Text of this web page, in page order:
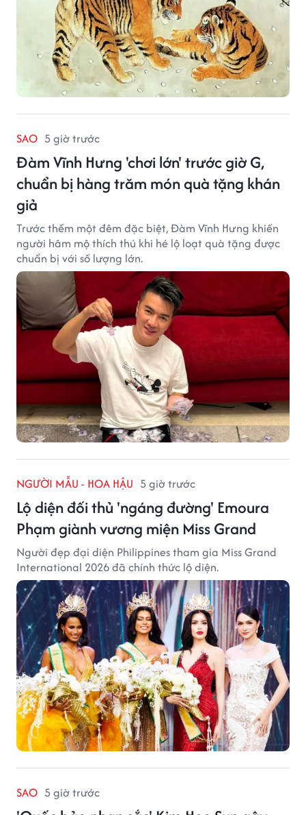
SAO 5 giờ trước
Đàm Vĩnh Hưng 'chơi lớn' trước giờ G,
chuẩn bị hàng trăm món quà tặng khán
giả
Trước thềm một đêm đặc biệt, Đàm Vĩnh Hưng khiến
người hâm mộ thích thú khi hé lộ loạt quà tặng được
chuẩn bị với số lượng lớn.
NGƯỜI MẪU - HOA HẬU 5 giờ trước
Lộ diện đối thủ 'ngáng đường' Emoura
Phạm giành vương miện Miss Grand
Người đẹp đại diện Philippines tham gia Miss Grand
International 2026 đã chính thức lộ diện.
SAO 5 giờ trước